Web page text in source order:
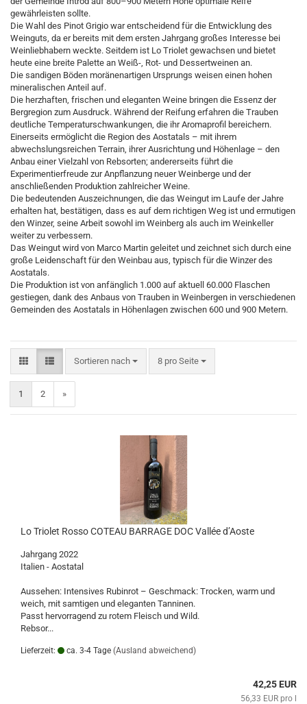
gewährleisten sollte.
Die Wahl des Pinot Grigio war entscheidend für die Entwicklung des
Weinguts, da er bereits mit dem ersten Jahrgang großes Interesse bei
Weinliebhabern weckte. Seitdem ist Lo Triolet gewachsen und bietet
heute eine breite Palette an Weiß-, Rot- und Dessertweinen an.
Die sandigen Böden moränenartigen Ursprungs weisen einen hohen
mineralischen Anteil auf.
Die herzhaften, frischen und eleganten Weine bringen die Essenz der
Bergregion zum Ausdruck. Während der Reifung erfahren die Trauben
deutliche Temperaturschwankungen, die ihr Aromaprofil bereichern.
Einerseits ermöglicht die Region des Aostatals – mit ihrem
abwechslungsreichen Terrain, ihrer Ausrichtung und Höhenlage – den
Anbau einer Vielzahl von Rebsorten; andererseits führt die
Experimentierfreude zur Anpflanzung neuer Weinberge und der
anschließenden Produktion zahlreicher Weine.
Die bedeutenden Auszeichnungen, die das Weingut im Laufe der Jahre
erhalten hat, bestätigen, dass es auf dem richtigen Weg ist und ermutigen
den Winzer, seine Arbeit sowohl im Weinberg als auch im Weinkeller
weiter zu verbessern.
Das Weingut wird von Marco Martin geleitet und zeichnet sich durch eine
große Leidenschaft für den Weinbau aus, typisch für die Winzer des
Aostatals.
Die Produktion ist von anfänglich 1.000 auf aktuell 60.000 Flaschen
gestiegen, dank des Anbaus von Trauben in Weinbergen in verschiedenen
Gemeinden des Aostatals in Höhenlagen zwischen 600 und 900 Metern.
Sortieren nach
Sortieren nach 8 pro Seite
pro Seite
1 2 »
Lo Triolet Rosso COTEAU BARRAGE DOC Vallée d’Aoste
Jahrgang 2022
Italien - Aostatal
Aussehen: Intensives Rubinrot – Geschmack: Trocken, warm und
weich, mit samtigen und eleganten Tanninen.
Passt hervorragend zu rotem Fleisch und Wild.
Rebsor...
Lieferzeit: ca. 3-4 Tage (Ausland abweichend)
42,25 EUR
56,33 EUR pro l